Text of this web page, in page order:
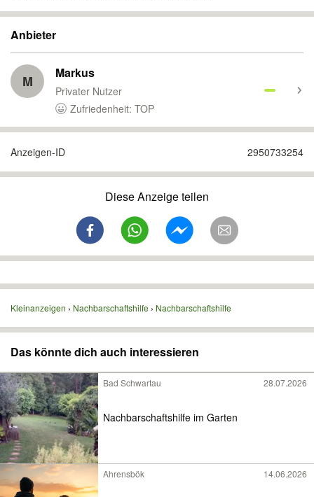
Anbieter
M Markus
Privater Nutzer
Zufriedenheit: TOP
Anzeigen-ID 2950733254
Diese Anzeige teilen
Kleinanzeigen Nachbarschaftshilfe Nachbarschaftshilfe
Das könnte dich auch interessieren
Bad Schwartau 28.07.2026
Nachbarschaftshilfe im Garten
Ahrensbök 14.06.2026